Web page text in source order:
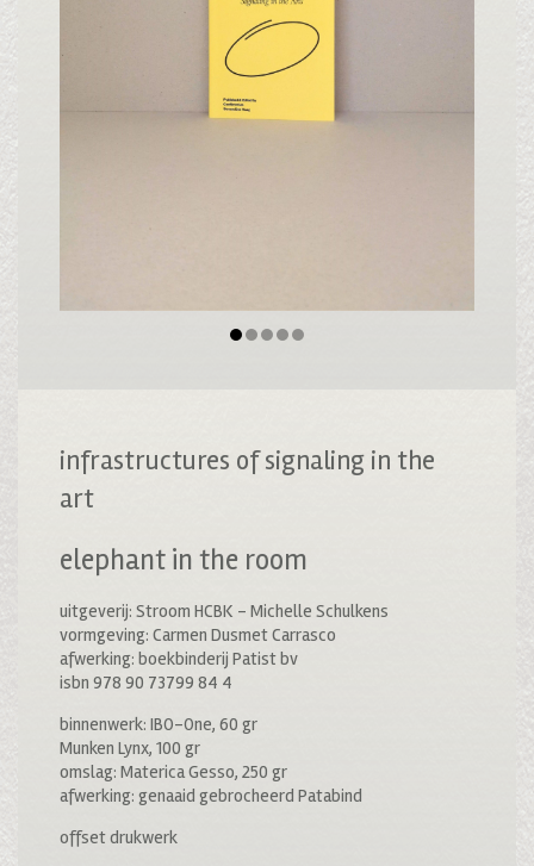
infrastructures of signaling in the
art
elephant in the room
uitgeverij: Stroom HCBK – Michelle Schulkens
vormgeving: Carmen Dusmet Carrasco
afwerking: boekbinderij Patist bv
isbn 978 90 73799 84 4
binnenwerk: IBO-One, 60 gr
Munken Lynx, 100 gr
omslag: Materica Gesso, 250 gr
afwerking: genaaid gebrocheerd Patabind
offset drukwerk